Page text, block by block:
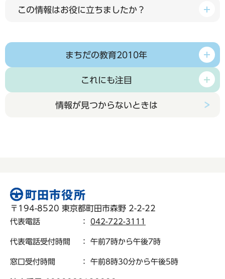
この情報はお役に立ちましたか？
まちだの教育2010年
これにも注目
情報が見つからないときは
〒194-8520 東京都町田市森野 2-2-22
代表電話 ： 042-722-3111
代表電話受付時間 ： 午前7時から午後7時
窓口受付時間 ： 午前8時30分から午後5時